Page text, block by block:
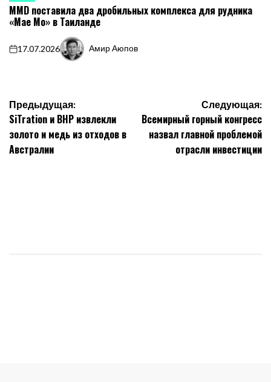
В
MMD поставила два дробильных комплекса для рудника
«Мае Мо» в Таиланде
on
17.07.2026
Запись
Амир Аюпов
Навигация
по
записям
Предыдущая:
SiTration и BHP извлекли
золото и медь из отходов в
Австралии
Следующая:
Всемирный горный конгресс
назвал главной проблемой
отрасли инвестиции